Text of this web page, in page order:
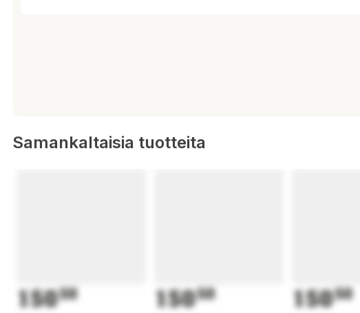
Samankaltaisia tuotteita
15050 15050 15050